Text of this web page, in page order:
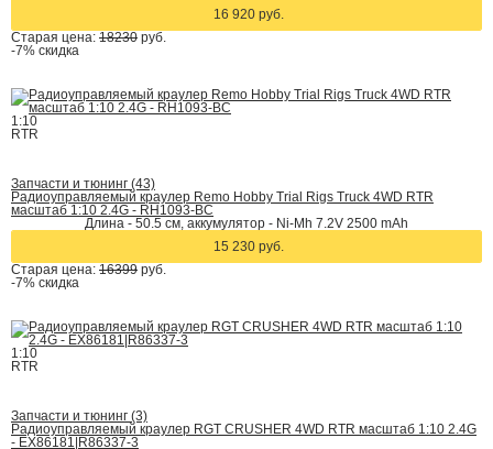
16 920 руб.
Старая цена: 18230 руб.
-7% скидка
1:10
RTR
Запчасти и тюнинг (43)
Радиоуправляемый краулер Remo Hobby Trial Rigs Truck 4WD RTR
масштаб 1:10 2.4G - RH1093-BC
Длина - 50.5 cм, аккумулятор - Ni-Mh 7.2V 2500 mAh
15 230 руб.
Старая цена: 16399 руб.
-7% скидка
1:10
RTR
Запчасти и тюнинг (3)
Радиоуправляемый краулер RGT CRUSHER 4WD RTR масштаб 1:10 2.4G
- EX86181|R86337-3